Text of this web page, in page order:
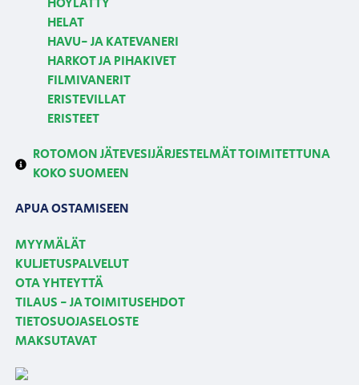
HELAT
HAVU- JA KATEVANERI
HARKOT JA PIHAKIVET
FILMIVANERIT
ERISTEVILLAT
ERISTEET
ROTOMON JÄTEVESIJÄRJESTELMÄT TOIMITETTUNA
KOKO SUOMEEN
APUA OSTAMISEEN
MYYMÄLÄT
KULJETUSPALVELUT
OTA YHTEYTTÄ
TILAUS - JA TOIMITUSEHDOT
TIETOSUOJASELOSTE
MAKSUTAVAT